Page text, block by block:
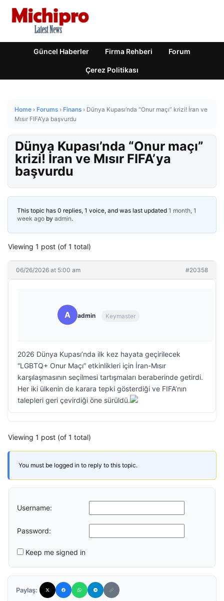
Güncel Haberler Firma Rehberi Forum
Çerez Politikası
Home › Forums › Finans › Dünya Kupası’nda “Onur maçı” krizi! İran ve
Mısır FIFA’ya başvurdu
Dünya Kupası’nda “Onur maçı”
krizi! İran ve Mısır FIFA’ya
başvurdu
This topic has 0 replies, 1 voice, and was last updated 1 month, 1
week ago by admin.
Viewing 1 post (of 1 total)
06/26/2026 at 5:00 am #20358
A admin Keymaster
2026 Dünya Kupası’nda ilk kez hayata geçirilecek
“LGBTQ+ Onur Maçı” etkinlikleri için İran-Mısır
karşılaşmasının seçilmesi tartışmaları beraberinde getirdi.
Her iki ülkenin de karara tepki gösterdiği ve FIFA’nın
talepleri geri çevirdiği öne sürüldü.
Viewing 1 post (of 1 total)
You must be logged in to reply to this topic.
Username:
Password:
Keep me signed in
Paylaş: